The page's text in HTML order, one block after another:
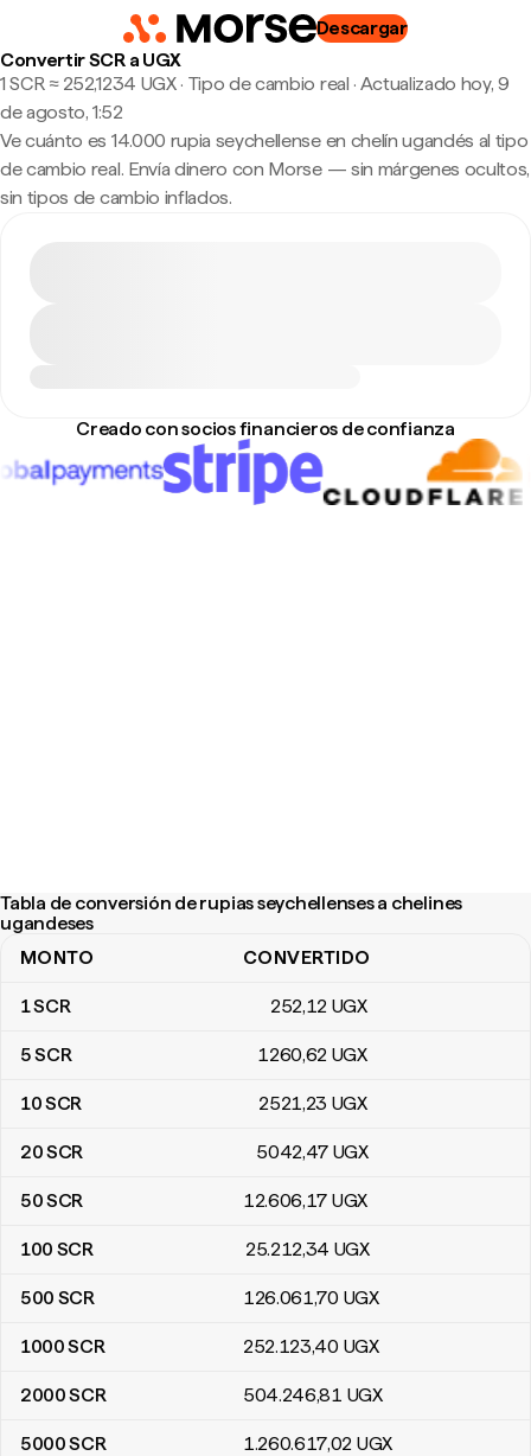
Descargar
Convertir SCR a UGX
1 SCR ≈ 252,1234 UGX · Tipo de cambio real · Actualizado hoy, 9
de agosto, 1:52
Ve cuánto es 14.000 rupia seychellense en chelín ugandés al tipo
de cambio real. Envía dinero con Morse — sin márgenes ocultos,
sin tipos de cambio inflados.
Creado con socios financieros de confianza
Tabla de conversión de rupias seychellenses a chelines
ugandeses
Tabla de conversión de rupias seychellenses a chelines
MONTO CONVERTIDO
1SCR 252,12 UGX
5SCR 1260,62 UGX
10SCR 2521,23 UGX
20SCR 5042,47 UGX
50SCR 12.606,17 UGX
100 SCR 25.212,34 UGX
500 SCR 126.061,70 UGX
1000SCR 252.123,40 UGX
2000SCR 504.246,81 UGX
5000SCR 1.260.617,02 UGX